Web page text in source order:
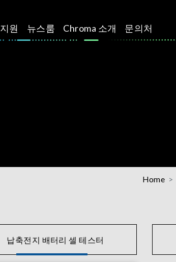
지원 뉴스룸 Chroma 소개 문의처
Home
납축전지 배터리 셀 테스터